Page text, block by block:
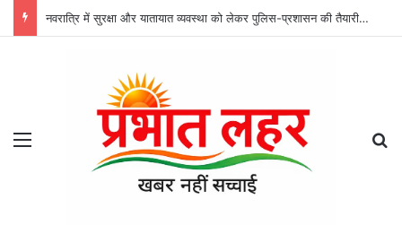
नवरात्रि में सुरक्षा और यातायात व्यवस्था को लेकर पुलिस-प्रशासन की तैयारी तेज, दुर्गा उत्सव समितियों के साथ हुई बैठक
Menu